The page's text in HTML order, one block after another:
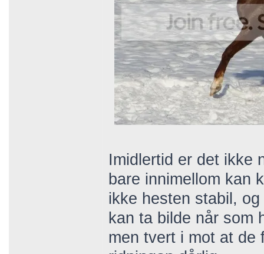
Imidlertid er det ikke
bare innimellom kan
ikke hesten stabil,
kan ta bilde når som
men tvert i mot at de